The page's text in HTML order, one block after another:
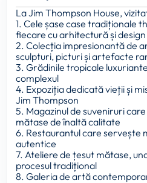
La Jim Thompson House,
1. Cele șase case tradiționale
fiecare cu arhitectură și design
2. Colecția impresionantă de
sculpturi, picturi și artefacte
3. Grădinile tropicale
complexul
4. Expoziția dedicată vieții și
Jim Thompson
5. Magazinul de suveniruri
mătase de înaltă calitate
6. Restaurantul care servește
autentice
7. Ateliere de țesut mătase,
procesul tradițional
8. Galeria de artă